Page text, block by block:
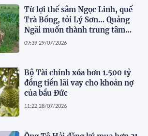
Từ lợi thế sâm Ngọc Linh, quế
Trà Bồng, tỏi Lý Sơn… Quảng
Ngãi muốn thành trung tâm
dược liệu
09:39 29/07/2026
Bộ Tài chính xóa hơn 1.500 tỷ
đồng tiền lãi vay cho khoản nợ
của bầu Đức
11:22 28/07/2026